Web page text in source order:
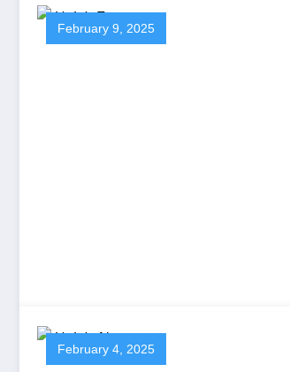
February 9, 2025
February 4, 2025